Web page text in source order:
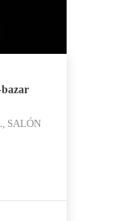
SALÓN